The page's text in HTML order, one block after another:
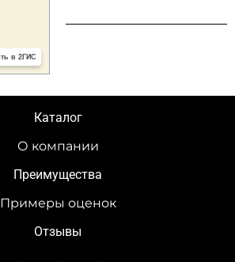
Каталог
О компании
Преимущества
Примеры оценок
Отзывы